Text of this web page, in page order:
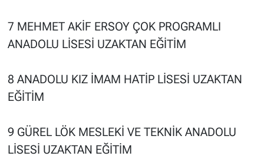
7 MEHMET AKİF ERSOY ÇOK PROGRAMLI
ANADOLU LİSESİ UZAKTAN EĞİTİM
8 ANADOLU KIZ İMAM HATİP LİSESİ UZAKTAN
EĞİTİM
9 GÜREL LÖK MESLEKİ VE TEKNİK ANADOLU
LİSESİ UZAKTAN EĞİTİM